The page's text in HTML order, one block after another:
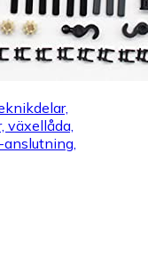
växellåda,